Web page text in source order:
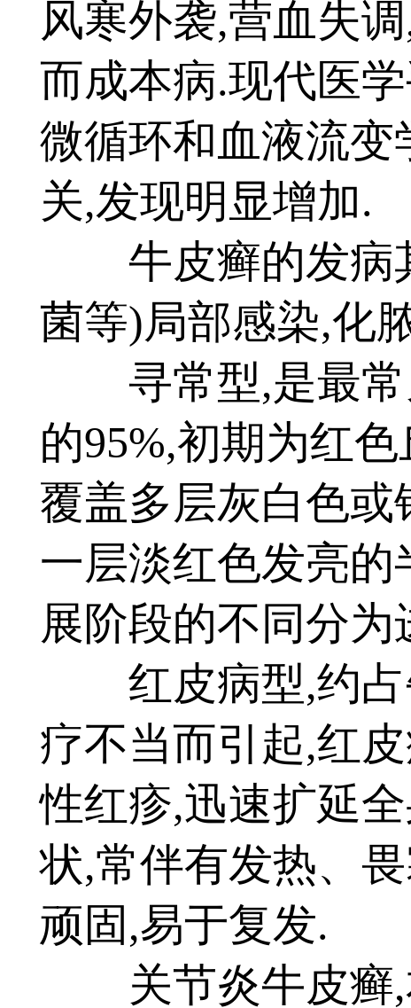
风寒外袭,营血失
而成本病.现代医
微循环和血液流
关,发现明显增加.
牛皮癣的发病其
菌等)局部感染,化
寻常型,是最常
的95%,初期为红
覆盖多层灰白色或
一层淡红色发亮
展阶段的不同分
红皮病型,约占
疗不当而引起,红
性红疹,迅速扩延
状,常伴有发热、
顽固,易于复发.
关节炎牛皮癣,